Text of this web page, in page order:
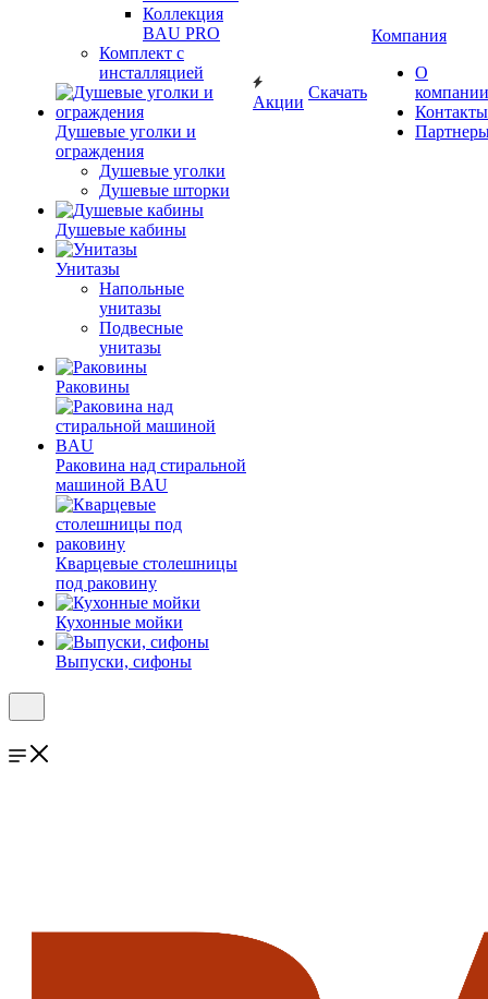
Коллекция
BAU PRO
Комплект с
инсталляцией
Душевые уголки и
ограждения
Душевые уголки
Душевые шторки
Душевые кабины
Унитазы
Напольные
унитазы
Подвесные
унитазы
Раковины
Раковина над стиральной
машиной BAU
Кварцевые столешницы
под раковину
Кухонные мойки
Выпуски, сифоны
Акции
Скачать
Компания
О
компании
Контакты